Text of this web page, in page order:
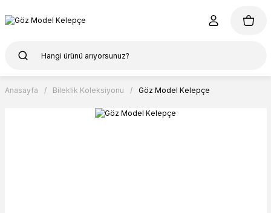
Anasayfa Bileklik Koleksiyonu Göz Model Kelepçe